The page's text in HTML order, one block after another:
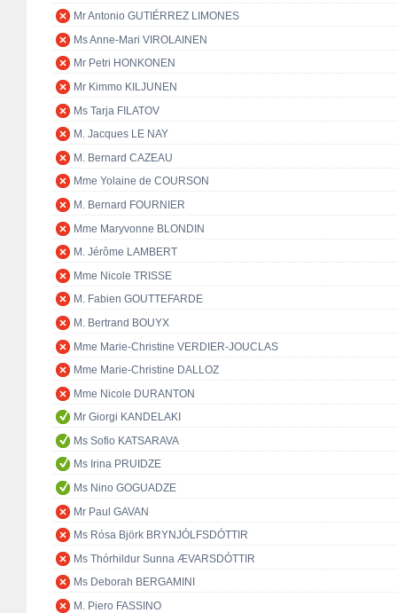
Mr Antonio GUTIÉRREZ LIMONES
Ms Anne-Mari VIROLAINEN
Mr Petri HONKONEN
Mr Kimmo KILJUNEN
Ms Tarja FILATOV
M. Jacques LE NAY
M. Bernard CAZEAU
Mme Yolaine de COURSON
M. Bernard FOURNIER
Mme Maryvonne BLONDIN
M. Jérôme LAMBERT
Mme Nicole TRISSE
M. Fabien GOUTTEFARDE
M. Bertrand BOUYX
Mme Marie-Christine VERDIER-JOUCLAS
Mme Marie-Christine DALLOZ
Mme Nicole DURANTON
Mr Giorgi KANDELAKI
Ms Sofio KATSARAVA
Ms Irina PRUIDZE
Ms Nino GOGUADZE
Mr Paul GAVAN
Ms Rósa Björk BRYNJÓLFSDÓTTIR
Ms Thórhildur Sunna ÆVARSDÓTTIR
Ms Deborah BERGAMINI
M. Piero FASSINO